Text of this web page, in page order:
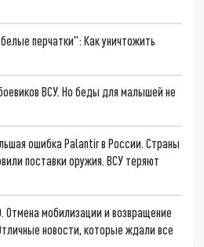
перчатки": Как уничтожить
ВСУ. Но беды для малышей не
ошибка Palantir в России. Страны
поставки оружия. ВСУ теряют
Отмена мобилизации и возвращение
новости, которые ждали все